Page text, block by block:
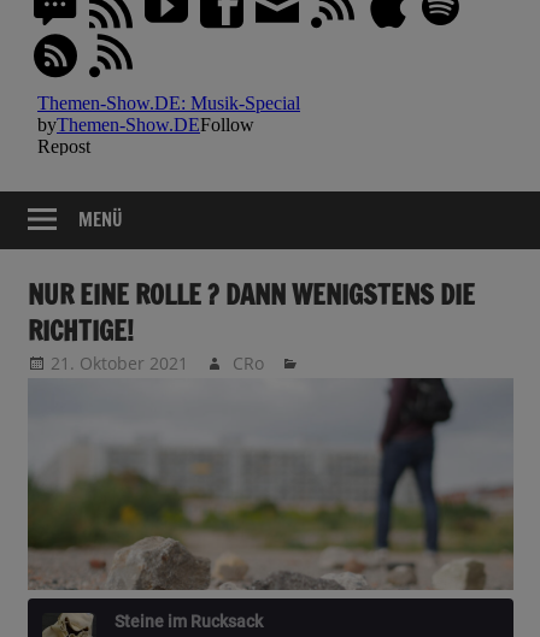
MENÜ
NUR EINE ROLLE ? DANN WENIGSTENS DIE
RICHTIGE!
21. Oktober 2021 CRo
Steine im Rucksack